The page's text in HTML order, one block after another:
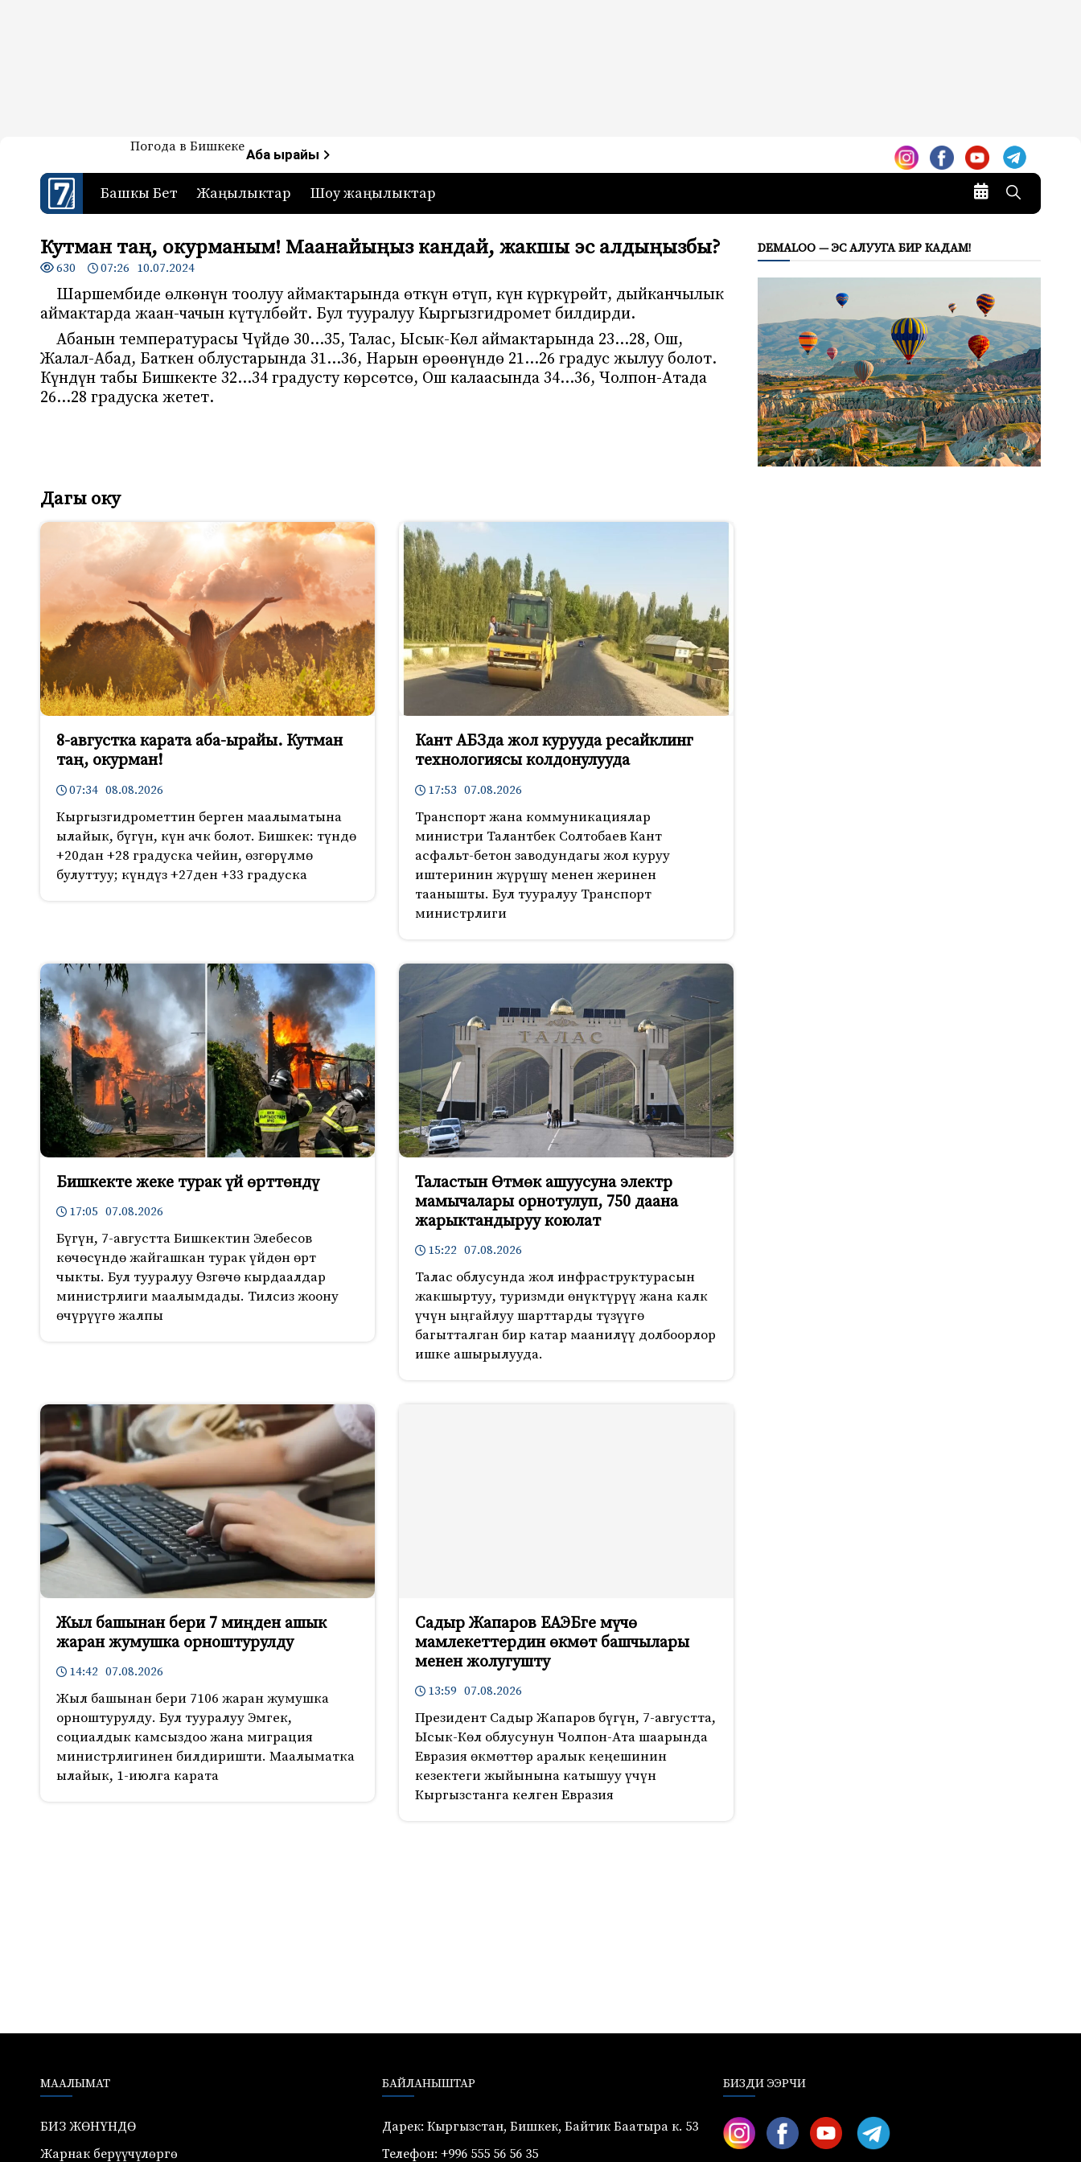
7-канал. Жаңылыктар — Кыргызстан
Жаңылыктар — Кыргызстан
Погода в БишкекеАба ырайы
Башкы Бет Жаңылыктар Шоу жаңылыктар
Кутман таң, окурманым! Маанайыңыз кандай, жакшы эс алдыңызбы?
630 07:26 10.07.2024
Шаршембиде өлкөнүн тоолуу аймактарында өткүн өтүп, күн күркүрөйт, дыйканчылык
аймактарда жаан-чачын күтүлбөйт. Бул тууралуу Кыргызгидромет билдирди.
Абанын температурасы Чүйдө 30…35, Талас, Ысык-Көл аймактарында 23…28, Ош,
Жалал-Абад, Баткен облустарында 31…36, Нарын өрөөнүндө 21…26 градус жылуу болот.
Күндүн табы Бишкекте 32…34 градусту көрсөтсө, Ош калаасында 34…36, Чолпон-Атада
26…28 градуска жетет.
Дагы оку
8-августка карата аба-ырайы. Кутман
таң, окурман!
07:34 08.08.2026
Кыргызгидрометтин берген маалыматына
ылайык, бүгүн, күн ачк болот. Бишкек: түндө
+20дан +28 градуска чейин, өзгөрүлмө
булуттуу; күндүз +27ден +33 градуска
Кант АБЗда жол курууда ресайклинг
технологиясы колдонулууда
17:53 07.08.2026
Транспорт жана коммуникациялар
министри Талантбек Солтобаев Кант
асфальт-бетон заводундагы жол куруу
иштеринин жүрүшү менен жеринен
таанышты. Бул тууралуу Транспорт
министрлиги
Бишкекте жеке турак үй өрттөндү
17:05 07.08.2026
Бүгүн, 7-августта Бишкектин Элебесов
көчөсүндө жайгашкан турак үйдөн өрт
чыкты. Бул тууралуу Өзгөчө кырдаалдар
министрлиги маалымдады. Тилсиз жоону
өчүрүүгө жалпы
Таластын Өтмөк ашуусуна электр
мамычалары орнотулуп, 750 даана
жарыктандыруу коюлат
15:22 07.08.2026
Талас облусунда жол инфраструктурасын
жакшыртуу, туризмди өнүктүрүү жана калк
үчүн ыңгайлуу шарттарды түзүүгө
багытталган бир катар маанилүү долбоорлор
ишке ашырылууда.
Жыл башынан бери 7 миңден ашык
жаран жумушка орноштурулду
14:42 07.08.2026
Жыл башынан бери 7106 жаран жумушка
орноштурулду. Бул тууралуу Эмгек,
социалдык камсыздоо жана миграция
министрлигинен билдиришти. Маалыматка
ылайык, 1-июлга карата
Садыр Жапаров ЕАЭБге мүчө
мамлекеттердин өкмөт башчылары
менен жолугушту
13:59 07.08.2026
Президент Садыр Жапаров бүгүн, 7-августта,
Ысык-Көл облусунун Чолпон-Ата шаарында
Евразия өкмөттөр аралык кеңешинин
кезектеги жыйынына катышуу үчүн
Кыргызстанга келген Евразия
DEMALOO — ЭС АЛУУГА БИР КАДАМ!
МААЛЫМАТ
БИЗ ЖӨНҮНДӨ
Жарнак берүүчүлөргө
БАЙЛАНЫШТАР
Дарек: Кыргызстан, Бишкек, Байтик Баатыра к. 53
Телефон: +996 555 56 56 35
БИЗДИ ЭЭРЧИ